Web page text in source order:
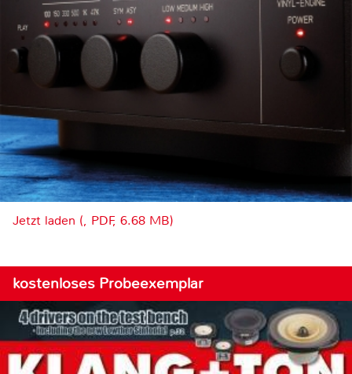
Jetzt laden (, PDF, 6.68 MB)
kostenloses Probeexemplar